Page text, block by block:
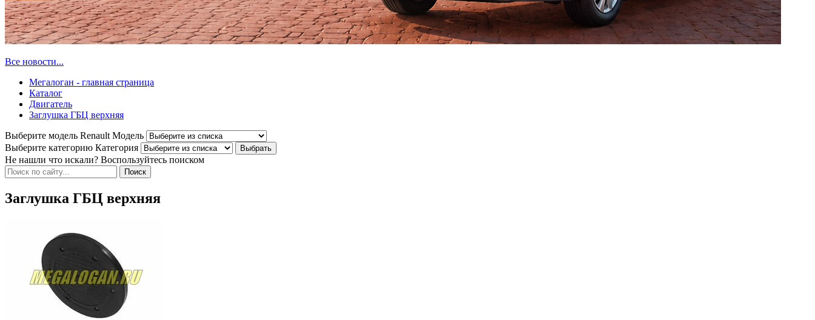
Все новости...
Мегалоган - главная страница
Каталог
Двигатель
Заглушка ГБЦ верхняя
Выберите модель Renault Модель
Выберите категорию Категория
Не нашли что искали? Воспользуйтесь поиском
Заглушка ГБЦ верхняя